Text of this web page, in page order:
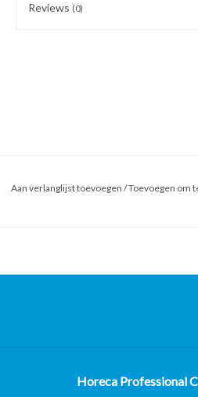
Reviews (0)
Aan verlanglijst toevoegen /Toevoegen om
Horeca Professional